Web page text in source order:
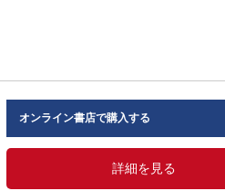
オンライン書店で購入する
詳細を見る